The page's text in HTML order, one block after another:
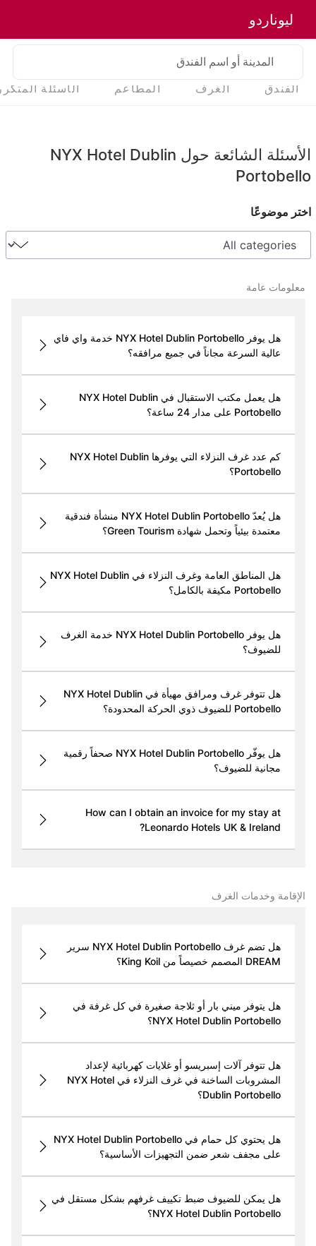
ليوناردو
المدينة أو اسم الفندق
الفندق الغرف المطاعم الأسئلة
الأسئلة الشائعة حول NYX Hotel Dublin
Portobello
اختر موضوعًا
معلومات عامة
هل يوفر NYX Hotel Dublin Portobello خدمة واي فاي
عالية السرعة مجاناً في جميع مرافقه؟
هل يعمل مكتب الاستقبال في NYX Hotel Dublin
Portobello على مدار 24 ساعة؟
كم عدد غرف النزلاء التي يوفرها NYX Hotel Dublin
Portobello؟
هل يُعدّ NYX Hotel Dublin Portobello منشأة فندقية
معتمدة بيئياً وتحمل شهادة Green Tourism؟
هل المناطق العامة وغرف النزلاء في NYX Hotel Dublin
Portobello مكيفة بالكامل؟
هل يوفر NYX Hotel Dublin Portobello خدمة الغرف
للضيوف؟
هل تتوفر غرف ومرافق مهيأة في NYX Hotel Dublin
Portobello للضيوف ذوي الحركة المحدودة؟
هل يوفّر NYX Hotel Dublin Portobello صحفاً رقمية
مجانية للضيوف؟
How can I obtain an invoice for my stay at
Leonardo Hotels UK & Ireland?
الإقامة وخدمات الغرف
هل تضم غرف NYX Hotel Dublin Portobello سرير
DREAM المصمم خصيصاً من King Koil؟
هل يتوفر ميني بار أو ثلاجة صغيرة في كل غرفة في
NYX Hotel Dublin Portobello؟
هل تتوفر آلات إسبريسو أو غلايات كهربائية لإعداد
المشروبات الساخنة في غرف النزلاء في NYX Hotel
Dublin Portobello؟
هل يحتوي كل حمام في NYX Hotel Dublin Portobello
على مجفف شعر ضمن التجهيزات الأساسية؟
هل يمكن للضيوف ضبط تكييف غرفهم بشكل مستقل في
NYX Hotel Dublin Portobello؟